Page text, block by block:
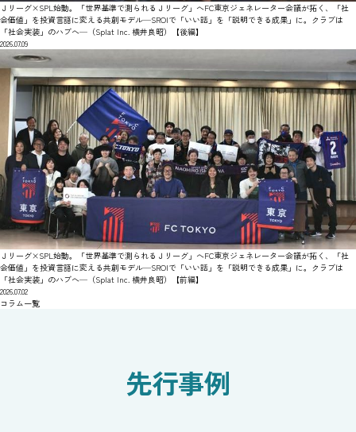
Ｊリーグ×SPL始動。「世界基準で測られるＪリーグ」へFC東京ジェネレーター会議が拓く、「社
会価値」を投資言語に変える共創モデル—SROIで「いい話」を「説明できる成果」に。クラブは
「社会実装」のハブへ—（Splat Inc. 横井良昭）【後編】
2026.07.09
Ｊリーグ×SPL始動。「世界基準で測られるＪリーグ」へFC東京ジェネレーター会議が拓く、「社
会価値」を投資言語に変える共創モデル—SROIで「いい話」を「説明できる成果」に。クラブは
「社会実装」のハブへ—（Splat Inc. 横井良昭）【前編】
2026.07.02
コラム一覧
先行事例